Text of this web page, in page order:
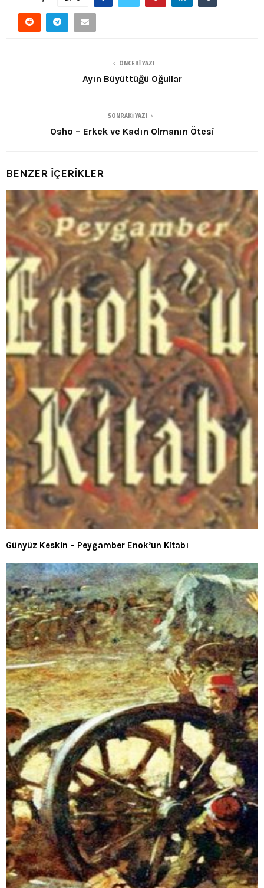
ÖNCEKI YAZI
Ayın Büyüttüğü Oğullar
SONRAKI YAZI
Osho – Erkek ve Kadın Olmanın Ötesi
BENZER İÇERİKLER
Günyüz Keskin – Peygamber Enok’un Kitabı